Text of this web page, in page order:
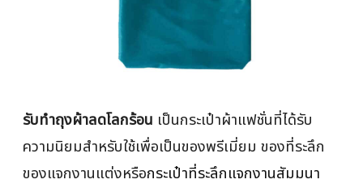
รับทำถุงผ้าลดโลกร้อน เป็นกระเป๋าผ้าแฟชั่นที่ได้รับ
ความนิยมสำหรับใช้เพื่อเป็นของพรีเมี่ยม ของที่ระลึก
ของแจกงานแต่งหรือกระเป๋าที่ระลึกแจกงานสัมมนา